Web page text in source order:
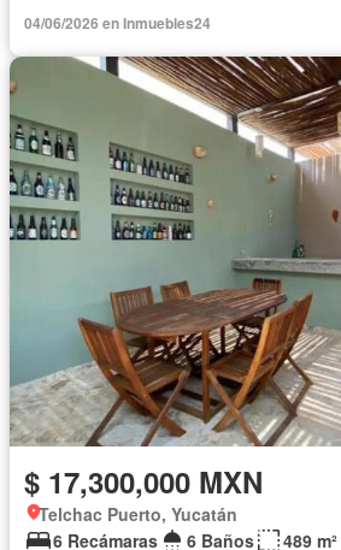
04/06/2026 en Inmuebles24
$ 17,300,000 MXN
Telchac Puerto, Yucatán
6 Recámaras
6 Baños
489 m²